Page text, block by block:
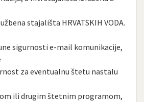
stajališta HRVATSKIH VODA.
sigurnosti e-mail komunikacije,
za eventualnu štetu nastalu
ili drugim štetnim programom,